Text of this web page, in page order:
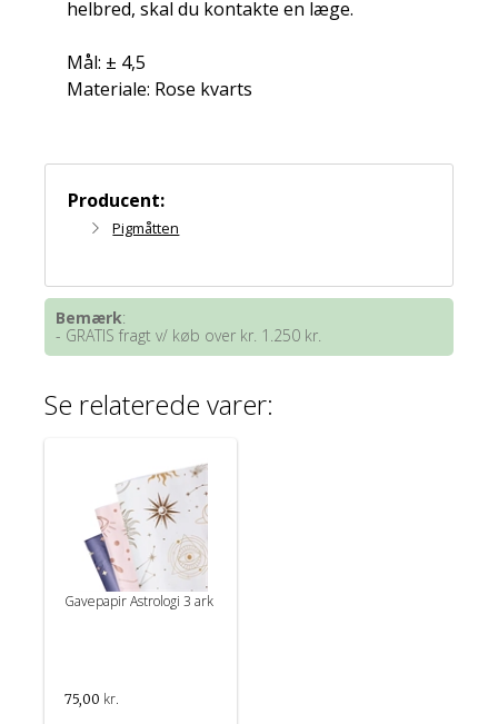
helbred, skal du kontakte en læge.
Mål: ± 4,5
Materiale: Rose kvarts
Producent:
Pigmåtten
Bemærk:
- GRATIS fragt v/ køb over kr. 1.250 kr.
Se relaterede varer:
Gavepapir Astrologi 3 ark
75,00 kr.